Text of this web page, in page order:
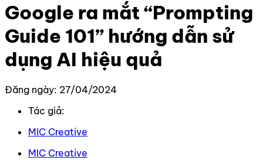
Google ra mắt “Prompting
Guide 101” hướng dẫn sử
dụng AI hiệu quả
Đăng ngày: 27/04/2024
Tác giả:
MIC Creative
MIC Creative